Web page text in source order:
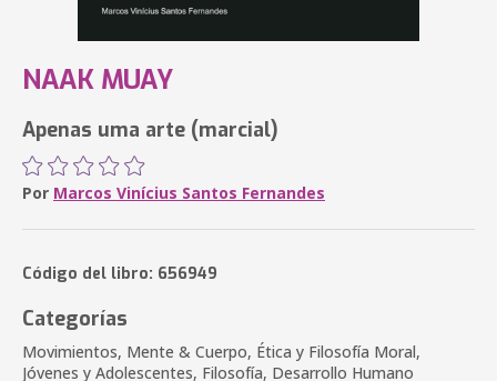
NAAK MUAY
Apenas uma arte (marcial)
Por Marcos Vinícius Santos Fernandes
Código del libro: 656949
Categorías
Movimientos, Mente & Cuerpo, Ética y Filosofía Moral,
Jóvenes y Adolescentes, Filosofía, Desarrollo Humano